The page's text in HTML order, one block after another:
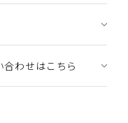
わせはこちら